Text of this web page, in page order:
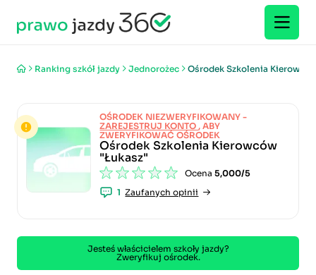
Ranking szkół jazdy Jednorożec Ośrodek Szkolenia
OŚRODEK NIEZWERYFIKOWANY -
ZAREJESTRUJ KONTO , ABY
ZWERYFIKOWAĆ OŚRODEK
Ośrodek Szkolenia Kierowców
"Łukasz"
Ocena5,000/5
1 Zaufanych opinii
Jesteś właścicielem szkoły jazdy?
Zweryfikuj ośrodek.